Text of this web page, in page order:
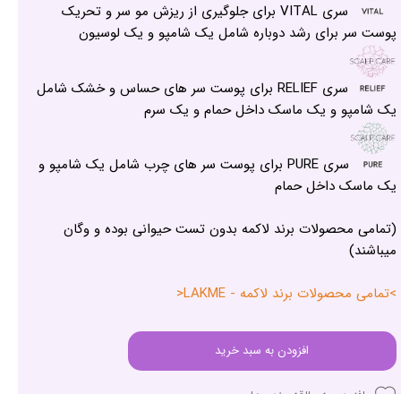
سری VITAL برای جلوگیری از ریزش مو سر و تحریک
پوست سر برای رشد دوباره شامل یک شامپو و یک لوسیون
سری RELIEF برای پوست سر های حساس و خشک شامل
یک شامپو و یک ماسک داخل حمام و یک سرم
سری PURE برای پوست سر های چرب شامل یک شامپو و
یک ماسک داخل حمام
(تمامی محصولات برند لاکمه بدون تست حیوانی بوده و وگان
میباشند)
>تمامی محصولات برند لاکمه - LAKME<
افزودن به سبد خرید